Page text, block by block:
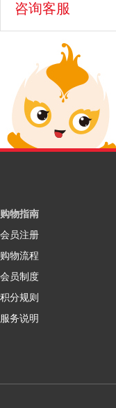
咨询客服
购物指南
会员注册
购物流程
会员制度
积分规则
服务说明